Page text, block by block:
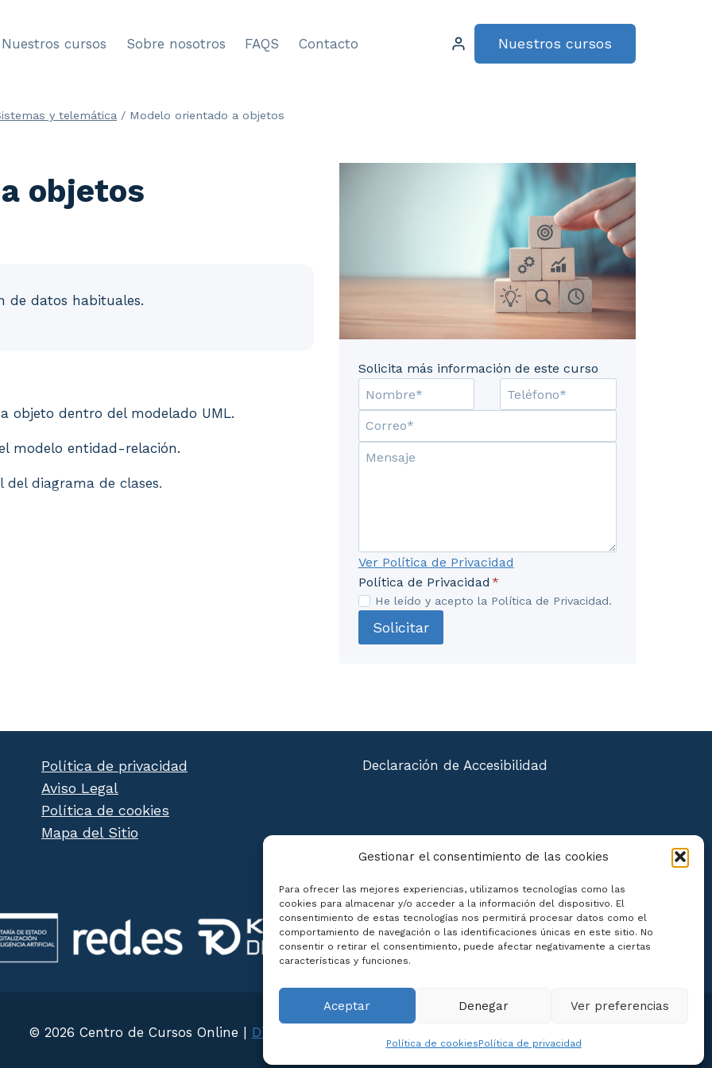
Gestionar el consentimiento de las cookies
Para ofrecer las mejores experiencias, utilizamos tecnologías como las
cookies para almacenar y/o acceder a la información del dispositivo. El
consentimiento de estas tecnologías nos permitirá procesar datos como el
comportamiento de navegación o las identificaciones únicas en este sitio. No
consentir o retirar el consentimiento, puede afectar negativamente a ciertas
características y funciones.
Aceptar Denegar Ver preferencias
Política de cookiesPolítica de privacidad
Nuestros cursos Sobre nosotros FAQS Contacto Nuestros cursos
y telemática / Modelo orientado a objetos
objetos
de datos habituales.
objeto dentro del modelado UML. 2. Comparación del modelo de clases con el modelo entidad-
objeto dentro del modelado UML.
modelo entidad-relación.
del diagrama de clases.
Solicita más información de este curso
Ver Política de Privacidad
Política de Privacidad *
He leído y acepto la Política de Privacidad.
Solicitar
Política de privacidad
Aviso Legal
Política de cookies
Mapa del Sitio
Declaración de Accesibilidad
© 2026 Centro de Cursos Online | Diseño Web